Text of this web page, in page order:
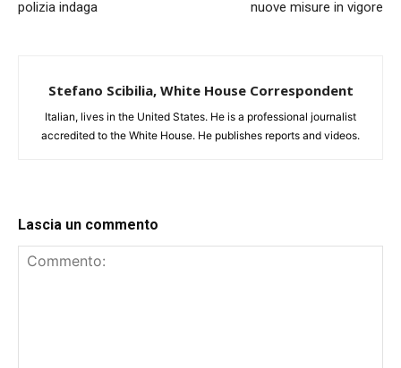
polizia indaga nuove misure in vigore
Stefano Scibilia, White House Correspondent
Italian, lives in the United States. He is a professional journalist
accredited to the White House. He publishes reports and videos.
Lascia un commento